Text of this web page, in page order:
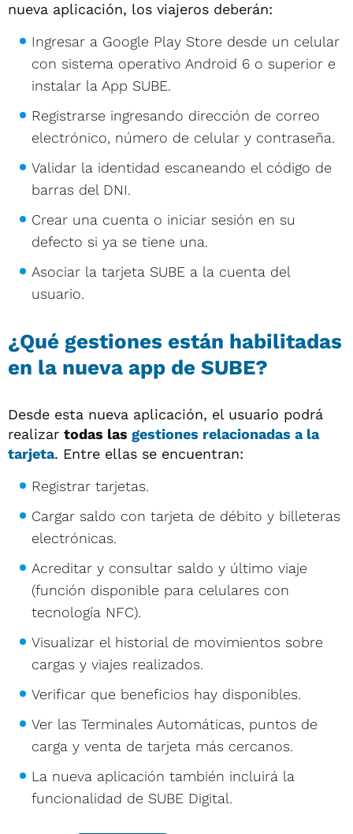
nueva aplicación, los viajeros deberán:
Ingresar a Google Play Store desde un celular
con sistema operativo Android 6 o superior e
instalar la App SUBE.
Registrarse ingresando dirección de correo
electrónico, número de celular y contraseña.
Validar la identidad escaneando el código de
barras del DNI.
Crear una cuenta o iniciar sesión en su
defecto si ya se tiene una.
Asociar la tarjeta SUBE a la cuenta del
usuario.
¿Qué gestiones están habilitadas
en la nueva app de SUBE?
Desde esta nueva aplicación, el usuario podrá
realizar todas las gestiones relacionadas a la
tarjeta. Entre ellas se encuentran:
Registrar tarjetas.
Cargar saldo con tarjeta de débito y billeteras
electrónicas.
Acreditar y consultar saldo y último viaje
(función disponible para celulares con
tecnología NFC).
Visualizar el historial de movimientos sobre
cargas y viajes realizados.
Verificar que beneficios hay disponibles.
Ver las Terminales Automáticas, puntos de
carga y venta de tarjeta más cercanos.
La nueva aplicación también incluirá la
funcionalidad de SUBE Digital.